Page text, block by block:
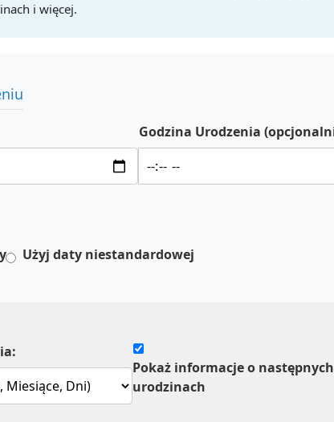
i więcej.
Godzina Urodzenia
Użyj daty niestandardowej
Pokaż informacje o następnych
urodzinach